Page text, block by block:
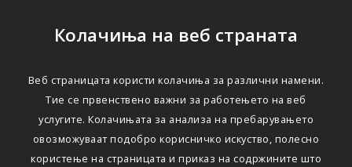
Колачиња на веб страната
Веб страницата користи колачиња за различни намени.
Тие се првенствено важни за работењето на веб
услугите. Колачињата за анализа на пребарувањето
овозможуваат подобро корисничко искуство, полесно
користење на страницата и приказ на содржините што